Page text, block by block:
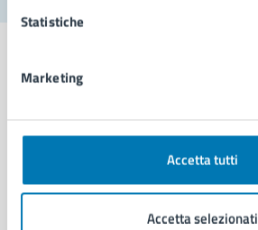
Statistiche
Marketing
Accetta tutti
Accetta selezionati